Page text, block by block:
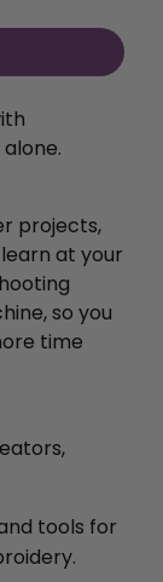
projects,
at your
so you
time
tools for